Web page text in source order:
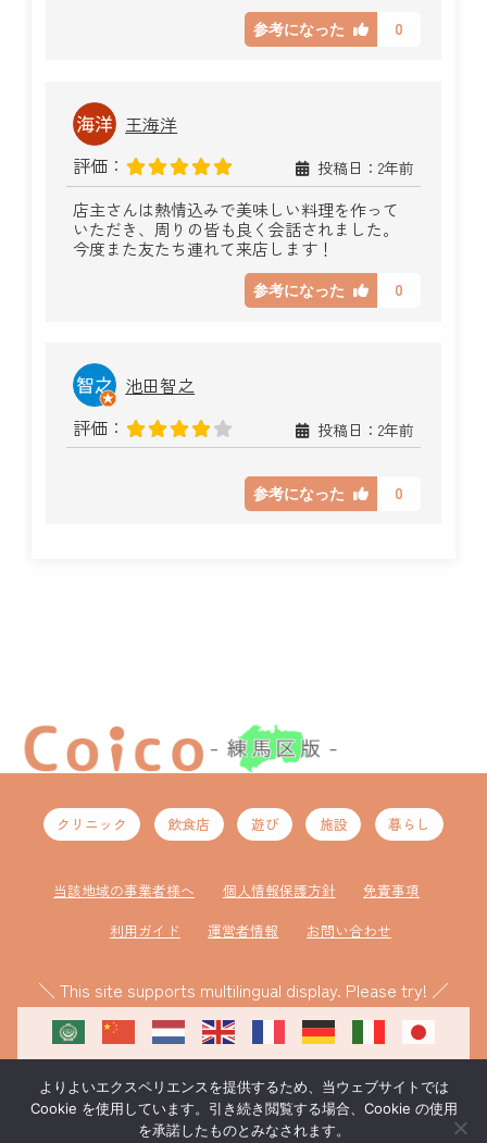
参考になった 0
王海洋
評価：
投稿日：2年前
店主さんは熱情込みで美味しい料理を作って
いただき、周りの皆も良く会話されました。
今度また友たち連れて来店します！
参考になった 0
池田智之
評価：
投稿日：2年前
参考になった 0
クリニック 飲食店 遊び 施設 暮らし
当該地域の事業者様へ 個人情報保護方針
免責事項
利用ガイド
運営者情報 お問い合わせ
＼ This site supports multilingual display. Please try! ／
よりよいエクスペリエンスを提供するため、当ウェブサイトでは
Cookie を使用しています。引き続き閲覧する場合、Cookie の使用
を承諾したものとみなされます。